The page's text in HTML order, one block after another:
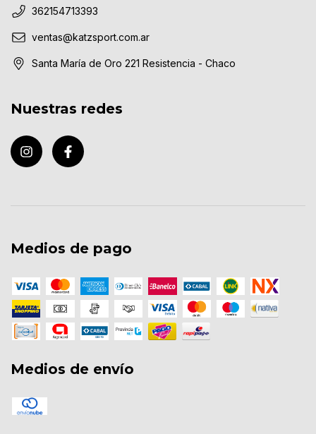
362154713393
ventas@katzsport.com.ar
Santa María de Oro 221 Resistencia - Chaco
Nuestras redes
Medios de pago
Medios de envío